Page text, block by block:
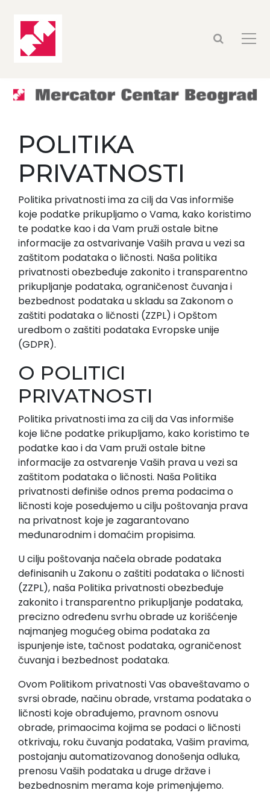
POLITIKA
PRIVATNOSTI
Politika privatnosti ima za cilj da Vas informiše
koje podatke prikupljamo o Vama, kako koristimo
te podatke kao i da Vam pruži ostale bitne
informacije za ostvarivanje Vaših prava u vezi sa
zaštitom podataka o ličnosti. Naša politika
privatnosti obezbeđuje zakonito i transparentno
prikupljanje podataka, ograničenost čuvanja i
bezbednost podataka u skladu sa Zakonom o
zaštiti podataka o ličnosti (ZZPL) i Opštom
uredbom o zaštiti podataka Evropske unije
(GDPR).
O POLITICI
PRIVATNOSTI
Politika privatnosti ima za cilj da Vas informiše
koje lične podatke prikupljamo, kako koristimo te
podatke kao i da Vam pruži ostale bitne
informacije za ostvarenje Vaših prava u vezi sa
zaštitom podataka o ličnosti. Naša Politika
privatnosti definiše odnos prema podacima o
ličnosti koje posedujemo u cilju poštovanja prava
na privatnost koje je zagarantovano
međunarodnim i domaćim propisima.
U cilju poštovanja načela obrade podataka
definisanih u Zakonu o zaštiti podataka o ličnosti
(ZZPL), naša Politika privatnosti obezbeđuje
zakonito i transparentno prikupljanje podataka,
precizno određenu svrhu obrade uz korišćenje
najmanjeg mogućeg obima podataka za
ispunjenje iste, tačnost podataka, ograničenost
čuvanja i bezbednost podataka.
Ovom Politikom privatnosti Vas obaveštavamo o
svrsi obrade, načinu obrade, vrstama podataka o
ličnosti koje obrađujemo, pravnom osnovu
obrade, primaocima kojima se podaci o ličnosti
otkrivaju, roku čuvanja podataka, Vašim pravima,
postojanju automatizovanog donošenja odluka,
prenosu Vaših podataka u druge države i
bezbednosnim merama koje primenjujemo.